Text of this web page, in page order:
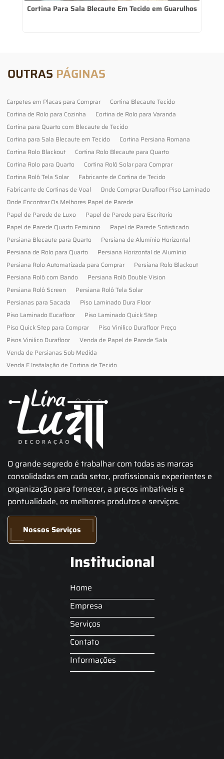
Cortina Para Sala Blecaute Em Tecido em Guarulhos
OUTRAS PÁGINAS
Carpetes em Placas para Comprar
Cortina Blecaute Tecido
Cortina de Rolo para Cozinha
Cortina de Rolo para Varanda
Cortina para Quarto com Blecaute de Tecido
Cortina para Sala Blecaute em Tecido
Cortina Persiana Romana
Cortina Rolo Blackout
Cortina Rolo Blecaute para Quarto
Cortina Rolo para Quarto
Cortina Rolô Solar para Comprar
Cortina Rolô Tela Solar
Fabricante de Cortina de Tecido
Fabricante de Cortinas de Voal
Onde Comprar Durafloor Piso Laminado
Onde Encontrar Os Melhores Papel de Parede
Papel de Parede de Luxo
Papel de Parede para Escritorio
Papel de Parede Quarto Feminino
Papel de Parede Sofisticado
Persiana Blecaute para Quarto
Persiana de Alumínio Horizontal
Persiana de Rolo para Quarto
Persiana Horizontal de Alumínio
Persiana Rolo Automatizada para Comprar
Persiana Rolo Blackout
Persiana Rolô com Bando
Persiana Rolô Double Vision
Persiana Rolô Screen
Persiana Rolô Tela Solar
Persianas para Sacada
Piso Laminado Dura Floor
Piso Laminado Eucafloor
Piso Laminado Quick Step
Piso Quick Step para Comprar
Piso Vinilico Durafloor Preço
Pisos Vinilico Durafloor
Venda de Papel de Parede Sala
Venda de Persianas Sob Medida
Venda E Instalação de Cortina de Tecido
O grande segredo é trabalhar com todas as marcas
consolidadas em cada setor, profissionais experientes e
organização para fornecer, a preços imbatíveis e
pontualidade, os melhores produtos e serviços.
Nossos Serviços
Institucional
Home
Empresa
Serviços
Contato
Informações